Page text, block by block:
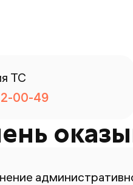
ТС
00-49